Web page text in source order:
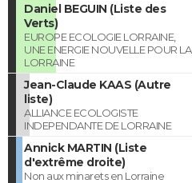
Daniel BEGUIN (Liste des
Verts)
EUROPE ECOLOGIE LORRAINE,
UNE ENERGIE NOUVELLE POUR LA
LORRAINE
Jean-Claude KAAS (Autre
liste)
ALLIANCE ECOLOGISTE
INDEPENDANTE DE LORRAINE
Annick MARTIN (Liste
d'extrême droite)
Non aux minarets en Lorraine